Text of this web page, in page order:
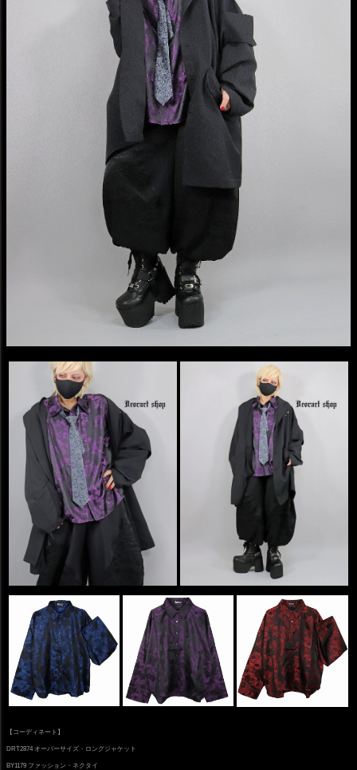
【コーディネート】
DRT2874 オーバーサイズ・ロングジャケット
BY1179 ファッション・ネクタイ